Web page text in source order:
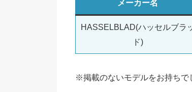
メーカー名
HASSELBLAD(ハッセルブラ
ド)
※掲載のないモデルをお持ちで